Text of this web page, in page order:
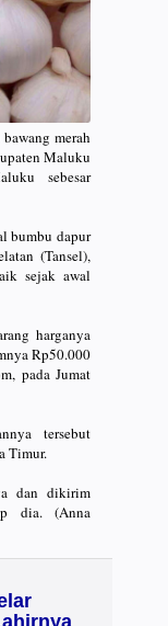
merah
Maluku
sebesar
bumbu dapur
(Tansel),
sejak awal
harganya
Rp50.000
pada Jumat
tersebut
Timur.
dan dikirim
dia. (Anna